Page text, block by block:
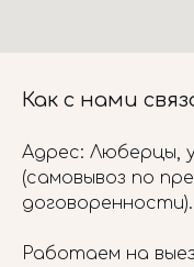
Как с нами
Адрес: Люберцы,
(самовывоз по
договоренности).
Работаем на